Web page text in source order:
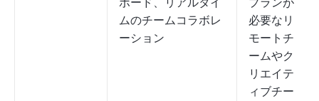
ムのチームコラボレ
ーション
必要なリ
モートチ
ームやク
リエイテ
ィブチー